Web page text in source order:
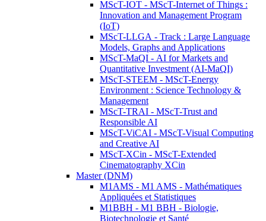
MScT-IOT - MScT-Internet of Things :
Innovation and Management Program
(IoT)
MScT-LLGA - Track : Large Language
Models, Graphs and Applications
MScT-MaQI - AI for Markets and
Quantitative Investment (AI-MaQI)
MScT-STEEM - MScT-Energy
Environment : Science Technology &
Management
MScT-TRAI - MScT-Trust and
Responsible AI
MScT-ViCAI - MScT-Visual Computing
and Creative AI
MScT-XCin - MScT-Extended
Cinematography XCin
Master (DNM)
M1AMS - M1 AMS - Mathématiques
Appliquées et Statistiques
M1BBH - M1 BBH - Biologie,
Biotechnologie et Santé